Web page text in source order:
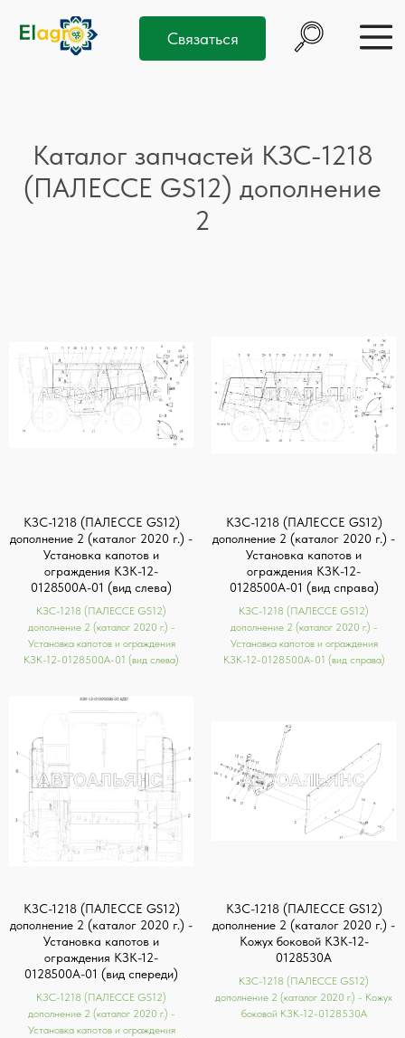
Каталог запчастей КЗС-1218
(ПАЛЕССЕ GS12) дополнение
2
КЗС-1218 (ПАЛЕССЕ GS12)
дополнение 2 (каталог 2020 г.) -
Установка капотов и
ограждения КЗК-12-
0128500А-01 (вид слева)
КЗС-1218 (ПАЛЕССЕ GS12)
дополнение 2 (каталог 2020 г.) -
Установка капотов и ограждения
КЗК-12-0128500А-01 (вид слева)
КЗС-1218 (ПАЛЕССЕ GS12)
дополнение 2 (каталог 2020 г.) -
Установка капотов и
ограждения КЗК-12-
0128500А-01 (вид справа)
КЗС-1218 (ПАЛЕССЕ GS12)
дополнение 2 (каталог 2020 г.) -
Установка капотов и ограждения
КЗК-12-0128500А-01 (вид справа)
КЗС-1218 (ПАЛЕССЕ GS12)
дополнение 2 (каталог 2020 г.) -
Установка капотов и
ограждения КЗК-12-
0128500А-01 (вид спереди)
КЗС-1218 (ПАЛЕССЕ GS12)
дополнение 2 (каталог 2020 г.) -
Установка капотов и ограждения
КЗС-1218 (ПАЛЕССЕ GS12)
дополнение 2 (каталог 2020 г.) -
Кожух боковой КЗК-12-
0128530А
КЗС-1218 (ПАЛЕССЕ GS12)
дополнение 2 (каталог 2020 г.) - Кожух
боковой КЗК-12-0128530А